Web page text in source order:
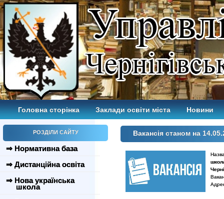
Головна сторінка Заклади освіти міста Новини
РОЗДІЛИ САЙТУ
⇒ Нормативна база
⇒ Дистанційна освіта
⇒ Нова українська
школа
Вакансія станом на